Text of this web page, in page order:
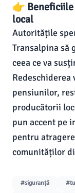
👉
local
Autoritățile
Transalpina să
ceea ce va
pensiunilor,
producătorii
pun accent pe
pentru
comunităților
#siguranță